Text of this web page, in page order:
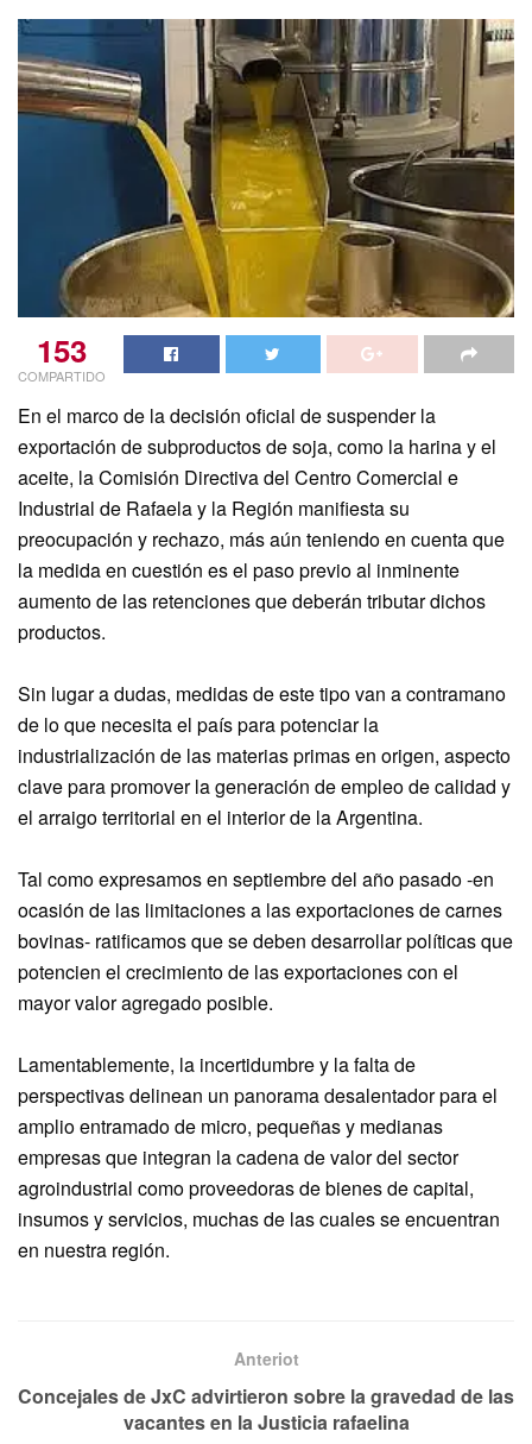
153
COMPARTIDO
En el marco de la decisión oficial de suspender la
exportación de subproductos de soja, como la harina y el
aceite, la Comisión Directiva del Centro Comercial e
Industrial de Rafaela y la Región manifiesta su
preocupación y rechazo, más aún teniendo en cuenta que
la medida en cuestión es el paso previo al inminente
aumento de las retenciones que deberán tributar dichos
productos.
Sin lugar a dudas, medidas de este tipo van a contramano
de lo que necesita el país para potenciar la
industrialización de las materias primas en origen, aspecto
clave para promover la generación de empleo de calidad y
el arraigo territorial en el interior de la Argentina.
Tal como expresamos en septiembre del año pasado -en
ocasión de las limitaciones a las exportaciones de carnes
bovinas- ratificamos que se deben desarrollar políticas que
potencien el crecimiento de las exportaciones con el
mayor valor agregado posible.
Lamentablemente, la incertidumbre y la falta de
perspectivas delinean un panorama desalentador para el
amplio entramado de micro, pequeñas y medianas
empresas que integran la cadena de valor del sector
agroindustrial como proveedoras de bienes de capital,
insumos y servicios, muchas de las cuales se encuentran
en nuestra región.
Anteriot
Concejales de JxC advirtieron sobre la gravedad de las
vacantes en la Justicia rafaelina